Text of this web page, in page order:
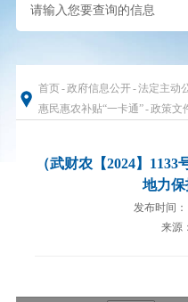
首页-政府信息公开-法定主动
惠民惠农补贴“一卡通”-政策文
（武财农【2024】
地力
发布时间：
来源